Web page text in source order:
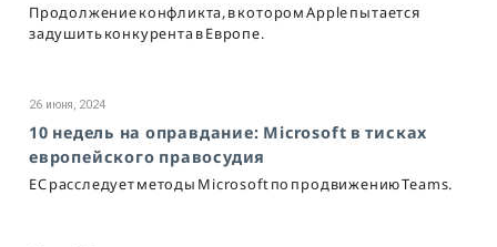
Продолжение конфликта, в котором Apple пытается
задушить конкурента в Европе.
26 июня, 2024
10 недель на оправдание: Microsoft в тисках
европейского правосудия
ЕС расследует методы Microsoft по продвижению Teams.